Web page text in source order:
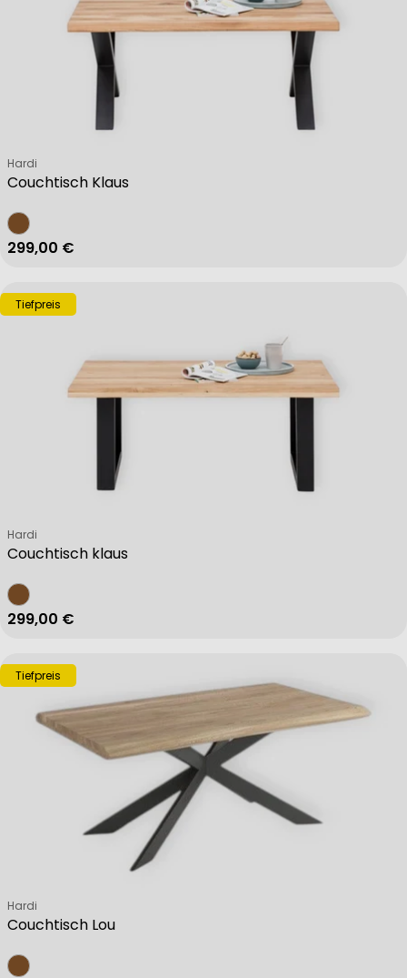
Couchtisch Klaus
Verkäufer:
Hardi
Regulärer Preis
299,00 €
Tiefpreis
Couchtisch klaus
Verkäufer:
Hardi
Regulärer Preis
299,00 €
Tiefpreis
Couchtisch Lou
Verkäufer:
Hardi